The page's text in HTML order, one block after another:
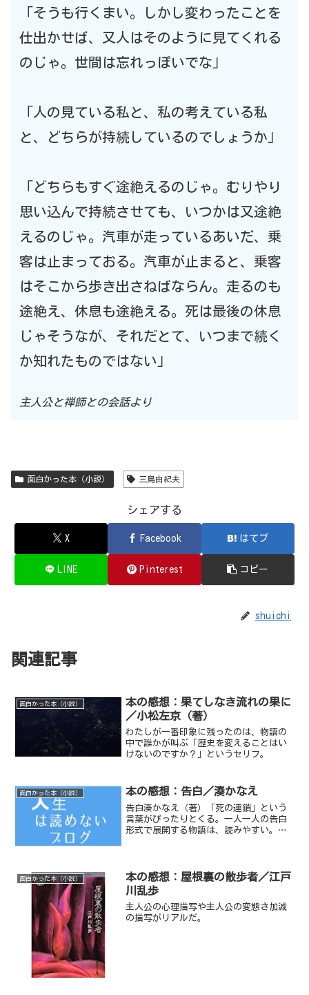
「そうも行くまい。しかし変わったことを
仕出かせば、又人はそのように見てくれる
のじゃ。世間は忘れっぽいでな」
「人の見ている私と、私の考えている私
と、どちらが持続しているのでしょうか」
「どちらもすぐ途絶えるのじゃ。むりやり
思い込んで持続させても、いつかは又途絶
えるのじゃ。汽車が走っているあいだ、乗
客は止まっておる。汽車が止まると、乗客
はそこから歩き出さねばならん。走るのも
途絶え、休息も途絶える。死は最後の休息
じゃそうなが、それだとて、いつまで続く
か知れたものではない」
主人公と禅師との会話より
面白かった本（小説） 三島由紀夫
シェアする
X Facebook はてブ
LINE Pinterest コピー
shuichi
関連記事
面白かった本（小説）
本の感想：果てしなき流れの果に
／小松左京（著）
わたしが一番印象に残ったのは、物語の
中で誰かが叫ぶ「歴史を変えることはい
けないのですか？」というセリフ。
面白かった本（小説） 本の感想：告白／湊かなえ
告白湊かなえ（著）「死の連鎖」という
言葉がぴったりとくる。一人一人の告白
形式で展開する物語は、読みやすい。自
面白かった本（小説）
本の感想：屋根裏の散歩者／江戸
川乱歩
主人公の心理描写や主人公の変態さ加減
の描写がリアルだ。